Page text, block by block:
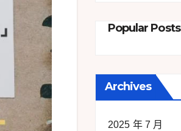
Popular Posts
Archives
2025 年 7 月